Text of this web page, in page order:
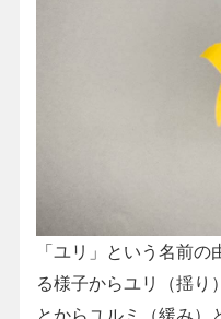
「ユリ」という名前
る様子からユリ（揺り
とからユルミ（緩み）